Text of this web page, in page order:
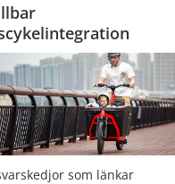
som länkar